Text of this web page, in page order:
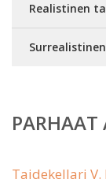
Realistinen
PARHAAT
Taidekellari V.